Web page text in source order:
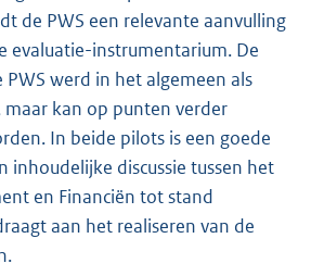
de PWS een relevante aanvulling
evaluatie-instrumentarium. De
werd in het algemeen als
kan op punten verder
In beide pilots is een goede
inhoudelijke discussie tussen het
en Financiën tot stand
aan het realiseren van de